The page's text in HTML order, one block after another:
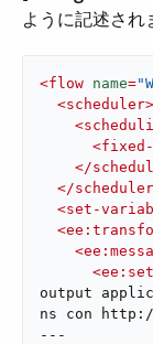
ように記述され
<flow name=
<scheduler>
<
<fixed-
</
</scheduler
<set-
<
<
<
output
ns con
---